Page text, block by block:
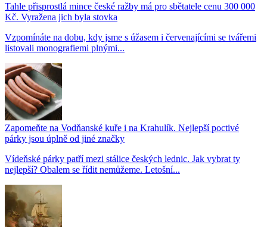
Tahle přisprostlá mince české ražby má pro sbětatele cenu 300 000
Kč. Vyražena jich byla stovka
Vzpomínáte na dobu, kdy jsme s úžasem i červenajícími se tvářemi
listovali monografiemi plnými...
Zapomeňte na Vodňanské kuře i na Krahulík. Nejlepší poctivé
párky jsou úplně od jiné značky
Vídeňské párky patří mezi stálice českých lednic. Jak vybrat ty
nejlepší? Obalem se řídit nemůžeme. Letošní...